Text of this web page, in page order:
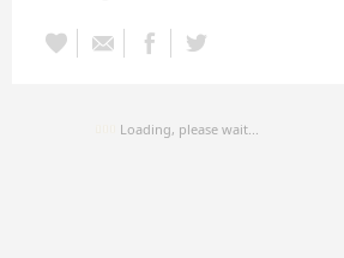
Loading, please wait...